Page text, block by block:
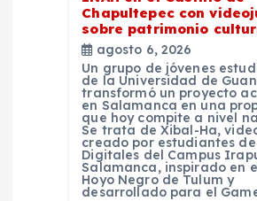
Chapultepec con
sobre patrimonio
agosto 6, 2026
Un grupo de jóvenes
de la Universidad de
transformó un proyecto
en Salamanca en una
que hoy compite a nivel
Se trata de Xibal-Ha,
creado por estudiantes
Digitales del Campus
Salamanca, inspirado en
Hoyo Negro de Tulum y
desarrollado para el